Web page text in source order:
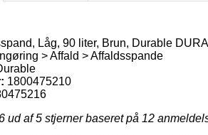
Låg, 90 liter, Brun, Durable
> Affald > Affaldsspande
1800475210
ud af 5 stjerner baseret på 12